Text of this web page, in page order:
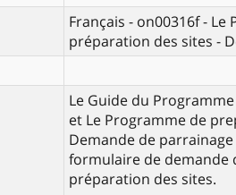
Français - on00316f - Le
préparation des sites -
Le Guide du
et Le Programme de
Demande de
formulaire de demande
préparation des sites.